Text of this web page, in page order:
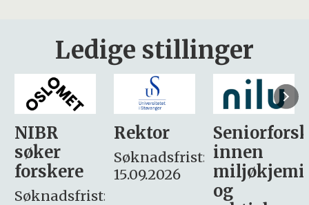
Ledige stillinger
Rektor
Søknadsfrist:
15.09.2026
Seniorforsker
innen
miljøkjemi
søker
– fast